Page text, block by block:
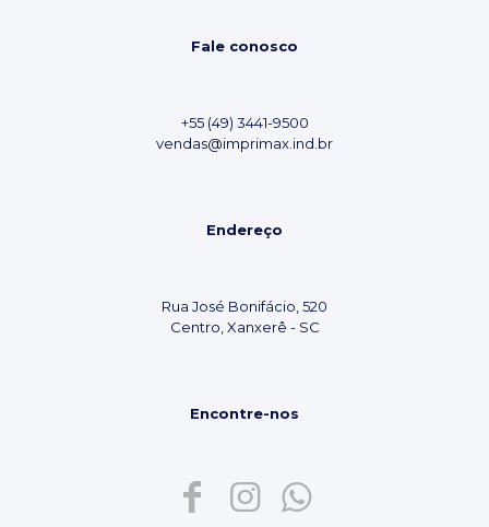
Fale conosco
+55 (49) 3441-9500
vendas@imprimax.ind.br
Endereço
Rua José Bonifácio, 520
Centro, Xanxerê - SC
Encontre-nos